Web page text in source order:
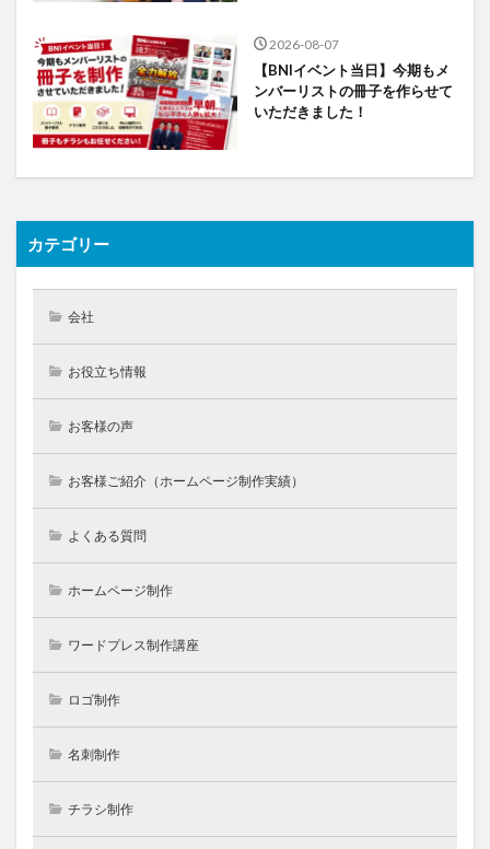
2026-08-07
【BNIイベント当日】今期もメ
ンバーリストの冊子を作らせて
いただきました！
カテゴリー
会社
お役立ち情報
お客様の声
お客様ご紹介（ホームページ制作実績）
よくある質問
ホームページ制作
ワードプレス制作講座
ロゴ制作
名刺制作
チラシ制作